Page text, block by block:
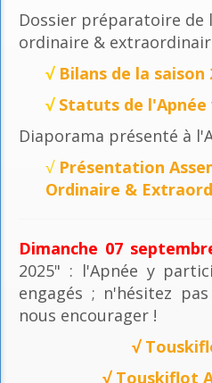
Dossier préparatoire de
ordinaire &
√ Bilans de la saison
√ Statuts de l'Apnée
Diaporama présenté à
√ Présentation
Ordinaire &
Dimanche 07
2025" : l'Apnée y
engagés ; n'hésitez
nous encourager !
√
√ Touskiflot